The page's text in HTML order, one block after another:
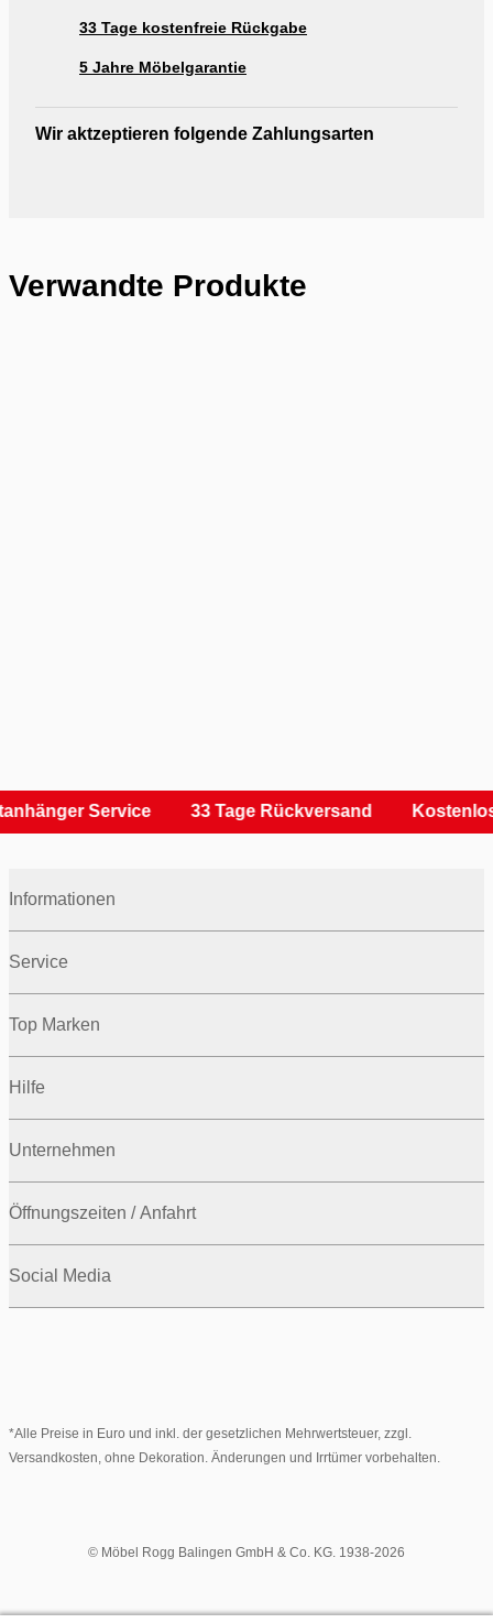
33 Tage kostenfreie Rückgabe
5 Jahre Möbelgarantie
Wir aktzeptieren folgende Zahlungsarten
Verwandte Produkte
Service 33 Tage Rückversand
Informationen
Service
Top Marken
Hilfe
Unternehmen
Öffnungszeiten / Anfahrt
Social Media
*Alle Preise in Euro und inkl. der gesetzlichen Mehrwertsteuer, zzgl.
Versandkosten, ohne Dekoration. Änderungen und Irrtümer vorbehalten.
© Möbel Rogg Balingen GmbH & Co. KG. 1938-2026